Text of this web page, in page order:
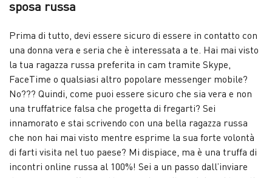
sposa russa
Prima di tutto, devi essere sicuro di essere in contatto con
una donna vera e seria che è interessata a te. Hai mai visto
la tua ragazza russa preferita in cam tramite Skype,
FaceTime o qualsiasi altro popolare messenger mobile?
No??? Quindi, come puoi essere sicuro che sia vera e non
una truffatrice falsa che progetta di fregarti? Sei
innamorato e stai scrivendo con una bella ragazza russa
che non hai mai visto mentre esprime la sua forte volontà
di farti visita nel tuo paese? Mi dispiace, ma è una truffa di
incontri online russa al 100%! Sei a un passo dall’inviare